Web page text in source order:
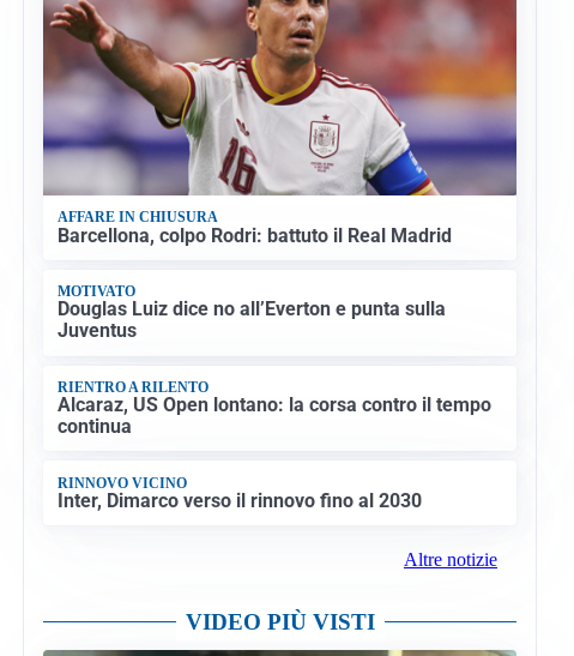
AFFARE IN CHIUSURA
Barcellona, colpo Rodri: battuto il Real Madrid
MOTIVATO
Douglas Luiz dice no all’Everton e punta sulla
Juventus
RIENTRO A RILENTO
Alcaraz, US Open lontano: la corsa contro il tempo
continua
RINNOVO VICINO
Inter, Dimarco verso il rinnovo fino al 2030
Altre notizie
VIDEO PIÙ VISTI